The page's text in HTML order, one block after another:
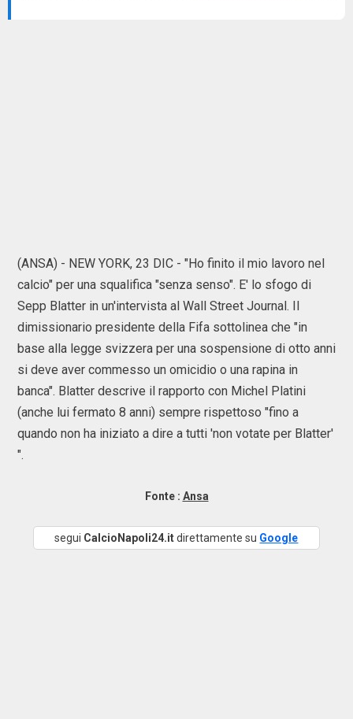
(ANSA) - NEW YORK, 23 DIC - "Ho finito il mio lavoro nel
calcio" per una squalifica "senza senso". E' lo sfogo di
Sepp Blatter in un'intervista al Wall Street Journal. Il
dimissionario presidente della Fifa sottolinea che "in
base alla legge svizzera per una sospensione di otto anni
si deve aver commesso un omicidio o una rapina in
banca". Blatter descrive il rapporto con Michel Platini
(anche lui fermato 8 anni) sempre rispettoso "fino a
quando non ha iniziato a dire a tutti 'non votate per Blatter'
".
Fonte : Ansa
segui CalcioNapoli24.itdirettamente su Google